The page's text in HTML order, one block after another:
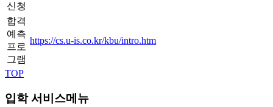
신청
합격
예측
프로
그램
https://cs.u-is.co.kr/kbu/intro.htm
TOP
입학 서비스메뉴